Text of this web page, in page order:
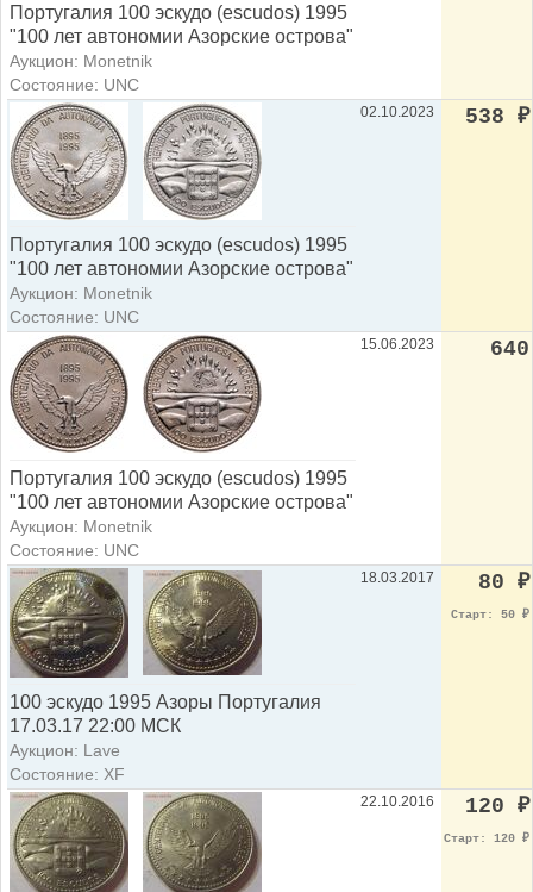
Португалия 100 эскудо (escudos) 1995
"100 лет автономии Азорские острова"
Аукцион: Monetnik
Состояние: UNC
Португалия 100 эскудо (escudos) 1995
"100 лет автономии Азорские острова"
Аукцион: Monetnik
Состояние: UNC
02.10.2023 538 ₽
Португалия 100 эскудо (escudos) 1995
"100 лет автономии Азорские острова"
Аукцион: Monetnik
Состояние: UNC
15.06.2023 640
100 эскудо 1995 Азоры Португалия
17.03.17 22:00 МСК
Аукцион: Lave
Состояние: XF
18.03.2017 80 ₽
Старт: 50 ₽
22.10.2016 120 ₽
Старт: 120 ₽